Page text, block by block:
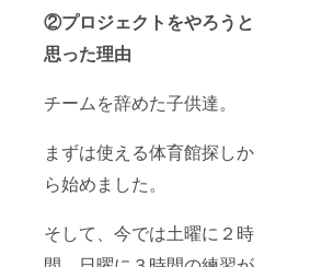
②プロジェクトをやろうと
思った理由
チームを辞めた子供達。
まずは使える体育館探しか
ら始めました。
そして、今では土曜に２時